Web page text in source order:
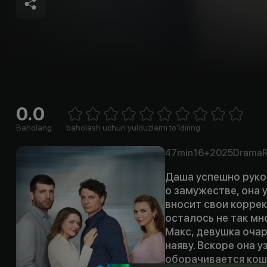
0.0
Baholang 1 Star2 Stars3 Stars4 Stars5 Stars6 Stars7 Stars8 Stars
baholash uchun yulduzlarni to'ldiring
47min16+2025Drama
Даша успешно
о замужестве, она
вносит свои
осталось не так
Макс, девушка
наяву. Вскоре она
оборачивается